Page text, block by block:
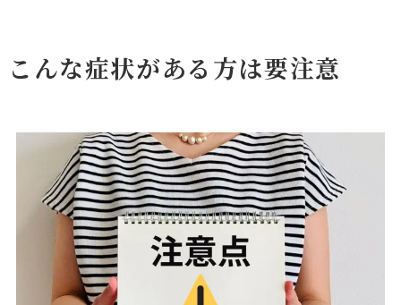
こんな症状がある方は要注意